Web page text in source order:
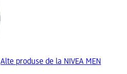
Alte produse de la NIVEA MEN